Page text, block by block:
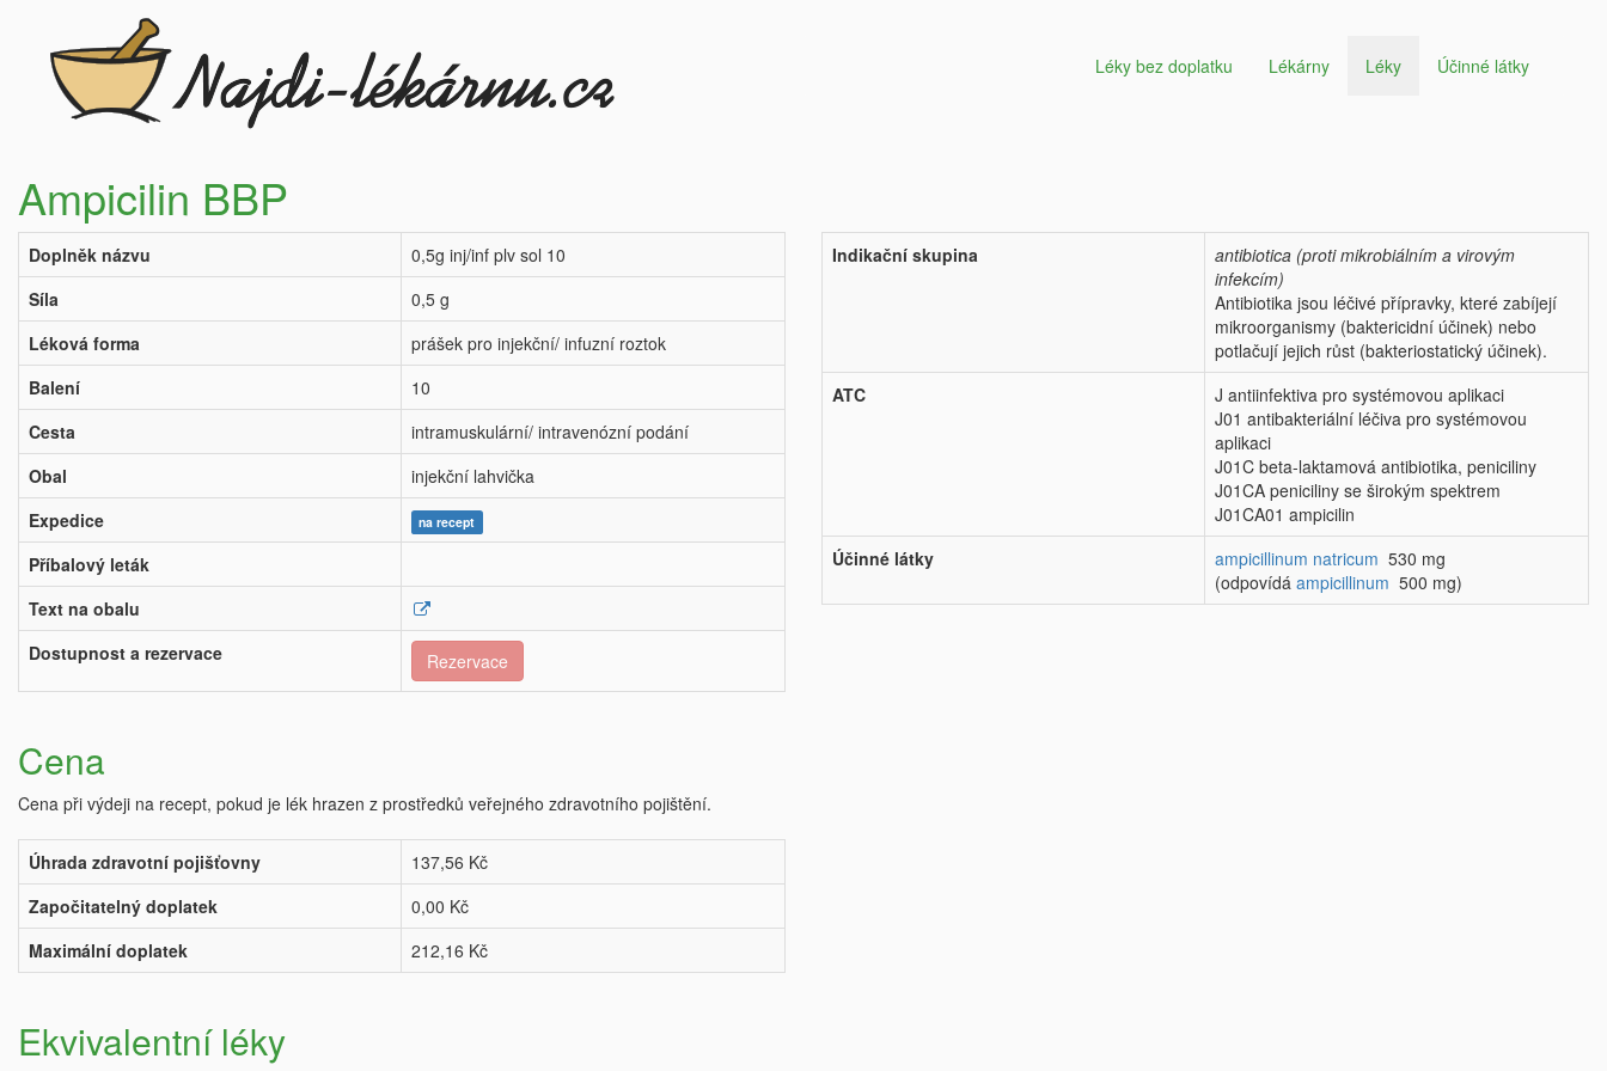
Léky bez doplatku Lékárny Léky Účinné látky
Ampicilin BBP
Doplněk názvu
0,5g inj/inf plv sol 10
Síla
0,5 g
Léková forma
prášek pro injekční/ infuzní roztok
Balení
10
Cesta
intramuskulární/ intravenózní podání
Obal
injekční lahvička
Expedice
na recept
Příbalový leták
Text na obalu
Dostupnost a rezervace
Rezervace
Indikační skupina
antibiotica (proti mikrobiálním a virovým
infekcím)
Antibiotika jsou léčivé přípravky, které zabíjejí
mikroorganismy (baktericidní účinek) nebo
potlačují jejich růst (bakteriostatický účinek).
ATC
J antiinfektiva pro systémovou aplikaci
J01 antibakteriální léčiva pro systémovou
aplikaci
J01C beta-laktamová antibiotika, peniciliny
J01CA peniciliny se širokým spektrem
J01CA01 ampicilin
Účinné látky
ampicillinum natricum 530 mg
(odpovídá ampicillinum 500 mg)
Cena
Cena při výdeji na recept, pokud je lék hrazen z prostředků veřejného zdravotního pojištění.
Úhrada zdravotní pojišťovny
137,56 Kč
Započitatelný doplatek
0,00 Kč
Maximální doplatek
212,16 Kč
Ekvivalentní léky